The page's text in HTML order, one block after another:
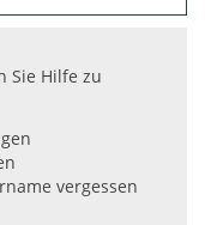
Sie Hilfe zu
vergessen